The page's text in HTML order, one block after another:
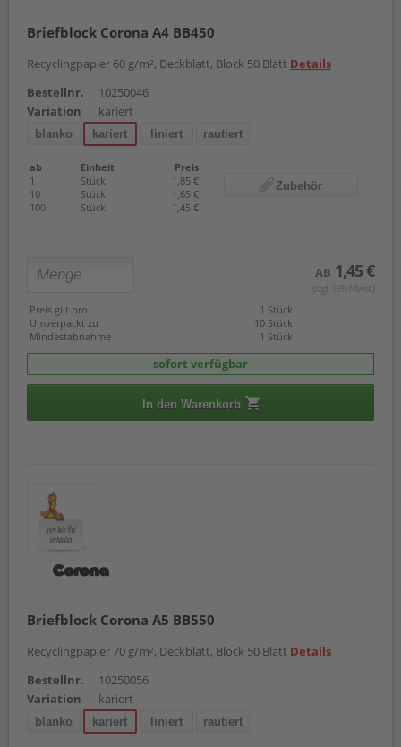
Briefblock Corona A4 BB450
Recyclingpapier 60 g/m², Deckblatt, Block 50 Blatt Details
Bestellnr.
10250046
Variation
kariert
blanko kariert liniert rautiert
ab Einheit
Preis
1
Stück
1,85 €
10
Stück
1,65 €
100
Stück 1,45 €
Zubehör
AB 1,45 €
(zzgl. 19% Mwst.)
Preis gilt pro
1 Stück
Umverpackt zu
10 Stück
Mindestabnahme
1 Stück
sofort verfügbar
In den Warenkorb
Briefblock Corona A5 BB550
Recyclingpapier 70 g/m², Deckblatt, Block 50 Blatt Details
Bestellnr.
10250056
Variation
kariert
blanko kariert liniert rautiert